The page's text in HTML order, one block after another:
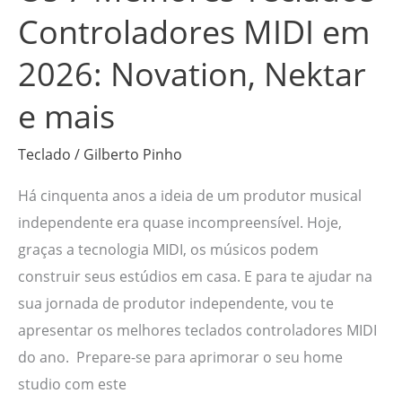
Controladores MIDI em
2026: Novation, Nektar
e mais
Teclado / Gilberto Pinho
Há cinquenta anos a ideia de um produtor musical
independente era quase incompreensível. Hoje,
graças a tecnologia MIDI, os músicos podem
construir seus estúdios em casa. E para te ajudar na
sua jornada de produtor independente, vou te
apresentar os melhores teclados controladores MIDI
do ano. Prepare-se para aprimorar o seu home
studio com este